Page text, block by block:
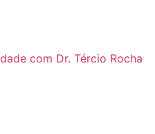
com Dr. Tércio Rocha